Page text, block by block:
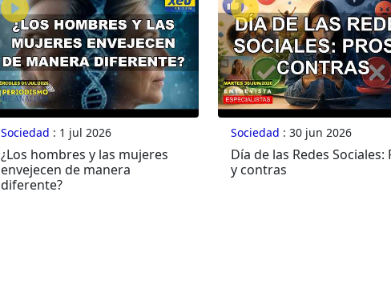
Sociedad : 1 jul 2026
¿Los hombres y las mujeres
envejecen de manera
diferente?
Sociedad : 30 jun 2026
Día de las Redes Sociales:
y contras